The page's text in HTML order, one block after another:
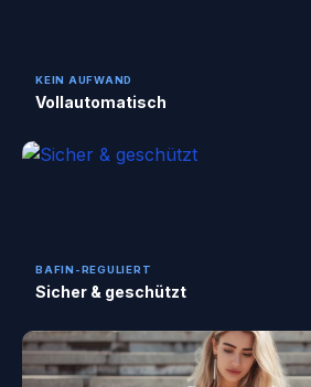
KEIN AUFWAND
Vollautomatisch
BAFIN-REGULIERT
Sicher & geschützt